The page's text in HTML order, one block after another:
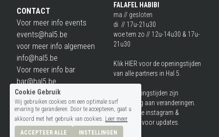
CONTACT
Voor meer info events
events@hal5.be
voor meer info algemeen
info@hal5.be
Voor meer info bar
bar@hal5.be
Voor meer info buurtbar
buurtbar@hal5.be
Voor meer info project
hanne@hal5.be
FALAFEL HABIBI
ma // gesloten
di  // 17u-21u30
woe tem zo // 12u-14u30 & 17u-
21u30
Klik HIER voor de openingstijden
van alle partners in Hal 5.
Deze openingstijden zijn
onderhevig aan veranderingen.
Check onze instagram &
Facebook voor updates.
Cookie Gebruik
Wij gebruiken cookies om een optimale surf
ervaring te garanderen. Door te accepteren, gaat u
akkoord met het gebruik van cookies. Leer meer
ACCEPTEER ALLE
INSTELLINGEN